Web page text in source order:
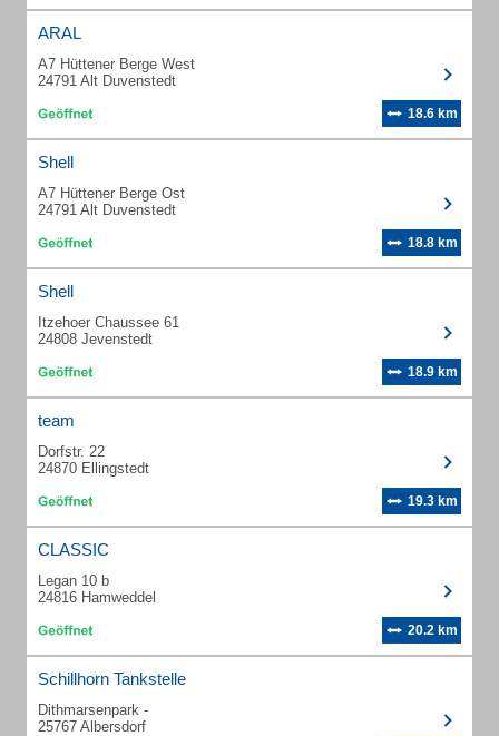
ARAL
A7 Hüttener Berge West
24791 Alt Duvenstedt
18.6 km
Shell
A7 Hüttener Berge Ost
24791 Alt Duvenstedt
18.8 km
Shell
Itzehoer Chaussee 61
24808 Jevenstedt
18.9 km
team
Dorfstr. 22
24870 Ellingstedt
19.3 km
CLASSIC
Legan 10 b
24816 Hamweddel
20.2 km
Schillhorn Tankstelle
Dithmarsenpark -
25767 Albersdorf